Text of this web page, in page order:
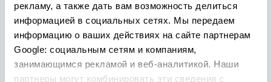
рекламу, а также дать вам возможность делиться
информацией в социальных сетях. Мы передаем
информацию о ваших действиях на сайте партнерам
Google: социальным сетям и компаниям,
занимающимся рекламой и веб-аналитикой. Наши
партнеры могут комбинировать эти сведения с
Внедрение Американского стандарта на авторынке
Казахстана станет эрой больших возможностей
казахстанцев, чтобы реализовать свой потенциал в
полную силу.